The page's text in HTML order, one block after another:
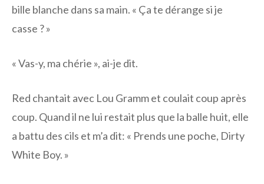
bille blanche dans sa main. « Ça te dérange si je
casse ? »
« Vas-y, ma chérie », ai-je dit.
Red chantait avec Lou Gramm et coulait coup après
coup. Quand il ne lui restait plus que la balle huit, elle
a battu des cils et m’a dit: « Prends une poche, Dirty
White Boy. »